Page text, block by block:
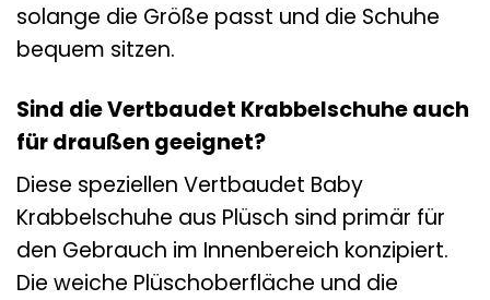
solange die Größe passt und die Schuhe
bequem sitzen.
Sind die Vertbaudet Krabbelschuhe auch
für draußen geeignet?
Diese speziellen Vertbaudet Baby
Krabbelschuhe aus Plüsch sind primär für
den Gebrauch im Innenbereich konzipiert.
Die weiche Plüschoberfläche und die